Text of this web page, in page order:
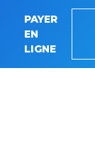
PAYER
EN
LIGNE